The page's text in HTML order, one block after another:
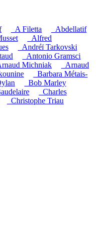
_A Filetta
_Abdellatif
_Alfred
_Andréï Tarkovski
_Antonio Gramsci
Michniak
_Arnaud
_Barbara Métais-
_Bob Marley
_Charles
_Christophe Triau